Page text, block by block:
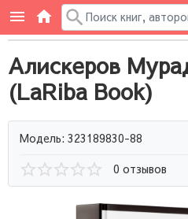
Алискеров
(LaRiba Book)
Модель: 323189830-88
0 отзывов